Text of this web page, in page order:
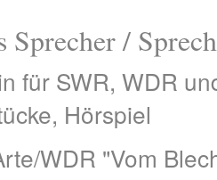
Sprecher /
für SWR, WDR
Hörspiel
WDR "Vom